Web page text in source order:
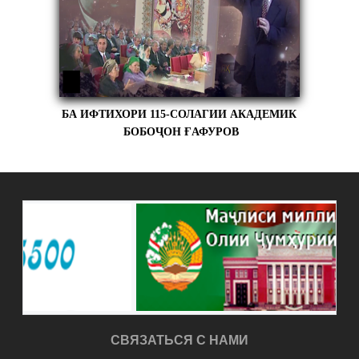
БА ИФТИХОРИ 115-СОЛАГИИ АКАДЕМИК
БОБОҶОН ҒАФУРОВ
СВЯЗАТЬСЯ С НАМИ